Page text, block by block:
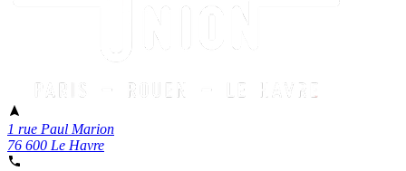
1 rue Paul Marion
76 600 Le Havre